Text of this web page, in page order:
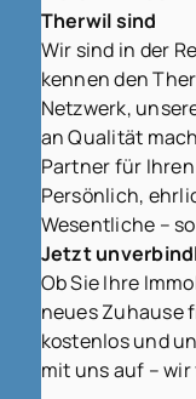
Therwil sind
Wir sind in der
kennen den
Netzwerk,
an Qualität
Partner für
Persönlich,
Wesentliche –
Jetzt
Ob Sie Ihre
neues Zuhause
kostenlos und
mit uns auf –